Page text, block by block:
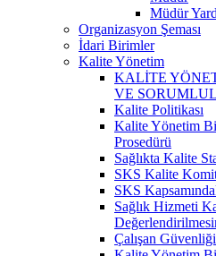
Müdür
Organizasyon Şeması
İdari Birimler
Kalite Yönetim
KALİTE
VE
Kalite Politikası
Kalite Yönetim
Prosedürü
Sağlıkta Kalite
SKS Kalite
SKS
Sağlık Hizmeti
Çalışan